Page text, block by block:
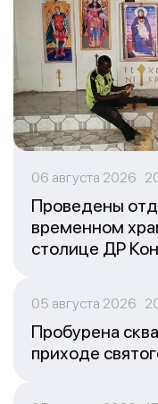
06 августа 2026
Проведены
временном
столице ДР
05 августа 2026
Пробурена
приходе